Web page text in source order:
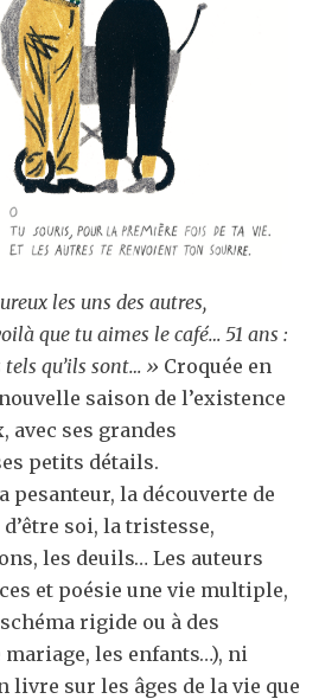
les uns des autres,
que tu aimes le café… 51 ans :
tels qu’ils sont… » Croquée en
saison de l’existence
avec ses grandes
petits détails.
pesanteur, la découverte de
soi, la tristesse,
les deuils… Les auteurs
et poésie une vie multiple,
rigide ou à des
les enfants…), ni
livre sur les âges de la vie que